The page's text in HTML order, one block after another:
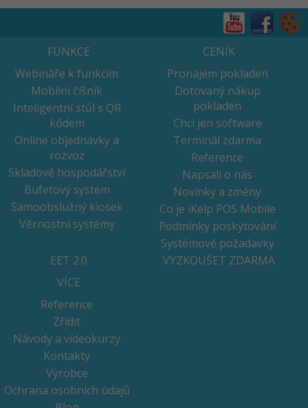
FUNKCE
Webináře k funkcím
Mobilní číšník
Inteligentní stůl s QR
kódem
Online objednávky a
rozvoz
Skladové hospodářství
Bufetový systém
Samoobslužný kiosek
Věrnostní systémy
CENÍK
Pronájem pokladen
Dotovaný nákup
pokladen
Chci jen software
Terminál zdarma
Reference
Napsali o nás
Novinky a změny
Co je iKelp POS Mobile
Podmínky poskytování
Systémové požadavky
EET 2.0
VYZKOUŠET ZDARMA
VÍCE
Reference
Zřídit
Návody a videokurzy
Kontakty
Výrobce
Ochrana osobních údajů